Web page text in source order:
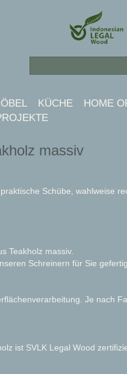
KÜCHE
HOME
massiv
Schübe, wahlweise
Teakholz massiv.
Schreinern für Sie
Je nach
ist SVLK Legal Wood